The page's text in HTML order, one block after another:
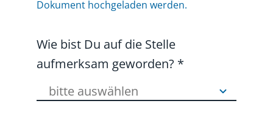
Dokument hochgeladen werden.
Wie bist Du auf die Stelle
aufmerksam geworden? *